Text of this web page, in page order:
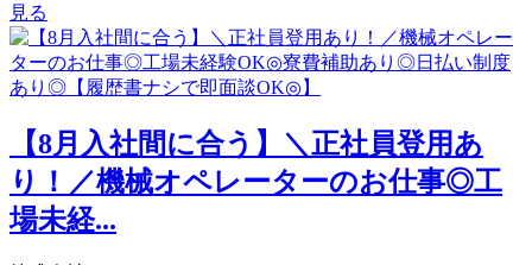
見る
【8月入社間に合う】＼正社員登用あ
り！／機械オペレーターのお仕事◎工
場未経...